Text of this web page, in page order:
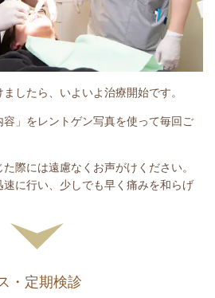
したら、いよいよ治療開始です。
」をレントゲン写真を使って毎回ご
際には遠慮なくお声がけください。
に行い、少しでも早く痛みを和らげ
・定期検診